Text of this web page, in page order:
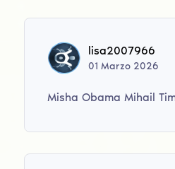
lisa2007966
01Marzo 2026
Misha Obama Mihail